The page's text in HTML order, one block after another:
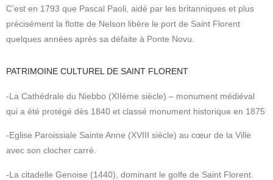
C’est en 1793 que Pascal Paoli, aidé par les britanniques et plus
précisément la flotte de Nelson libère le port de Saint Florent
quelques années après sa défaite à Ponte Novu.
PATRIMOINE CULTUREL DE SAINT FLORENT
-La Cathédrale du Niebbo (XIIème siècle) – monument médiéval
qui a été protégé dès 1840 et classé monument historique en 1875
-Eglise Paroissiale Sainte Anne (XVIII siècle) au cœur de la Ville
avec son clocher carré.
-La citadelle Genoise (1440), dominant le golfe de Saint Florent.